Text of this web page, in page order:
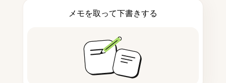
メモを取って下書きする